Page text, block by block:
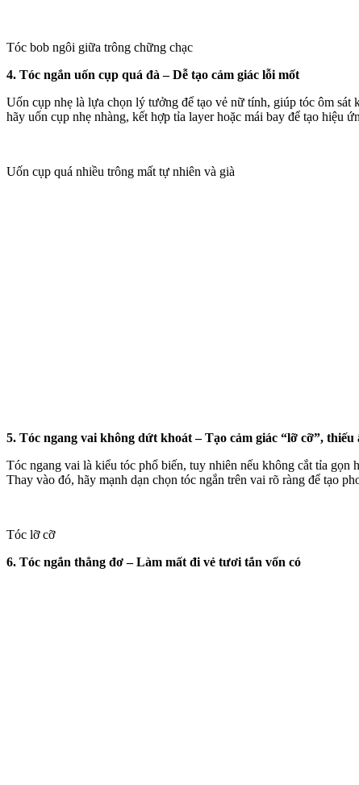
Tóc bob ngôi giữa trông chững chạc
4. Tóc ngắn uốn cụp quá đà – Dễ tạo cảm giác lỗi mốt
Uốn cụp nhẹ là lựa chọn lý tưởng để tạo vẻ nữ tính, giúp tóc ôm
hãy uốn cụp nhẹ nhàng, kết hợp tỉa layer hoặc mái bay để tạo hiệu
Uốn cụp quá nhiều trông mất tự nhiên và già
5. Tóc ngang vai không dứt khoát – Tạo cảm giác “lỡ cỡ”, thiếu
Tóc ngang vai là kiểu tóc phổ biến, tuy nhiên nếu không cắt tỉa gọn
Thay vào đó, hãy mạnh dạn chọn tóc ngắn trên vai rõ ràng để tạo
Tóc lỡ cỡ
6. Tóc ngắn thẳng đơ – Làm mất đi vẻ tươi tắn vốn có